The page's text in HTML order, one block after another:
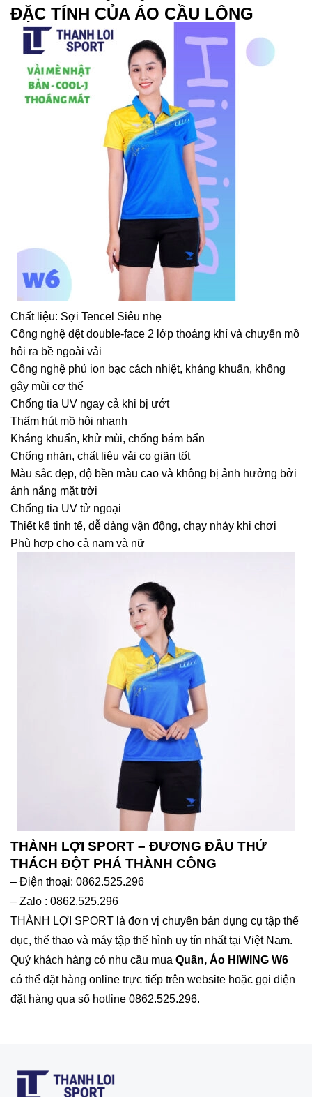
ĐẶC TÍNH CỦA ÁO CẦU LÔNG
Chất liệu: Sợi Tencel Siêu nhẹ
Công nghệ dệt double-face 2 lớp thoáng khí và chuyển mồ
hôi ra bề ngoài vải
Công nghệ phủ ion bạc cách nhiệt, kháng khuẩn, không
gây mùi cơ thể
Chống tia UV ngay cả khi bị ướt
Thấm hút mồ hôi nhanh
Kháng khuẩn, khử mùi, chống bám bẩn
Chống nhăn, chất liệu vải co giãn tốt
Màu sắc đẹp, độ bền màu cao và không bị ảnh hưởng bởi
ánh nắng mặt trời
Chống tia UV tử ngoại
Thiết kế tinh tế, dễ dàng vận động, chạy nhảy khi chơi
Phù hợp cho cả nam và nữ
THÀNH LỢI SPORT – ĐƯƠNG ĐẦU THỬ
THÁCH ĐỘT PHÁ THÀNH CÔNG
– Điện thoại: 0862.525.296
– Zalo : 0862.525.296
THÀNH LỢI SPORT là đơn vị chuyên bán dụng cụ tập thể
dục, thể thao và máy tập thể hình uy tín nhất tại Việt Nam.
Quý khách hàng có nhu cầu mua Quần, Áo HIWING W6
có thể đặt hàng online trực tiếp trên website hoặc gọi điện
đặt hàng qua số hotline 0862.525.296.